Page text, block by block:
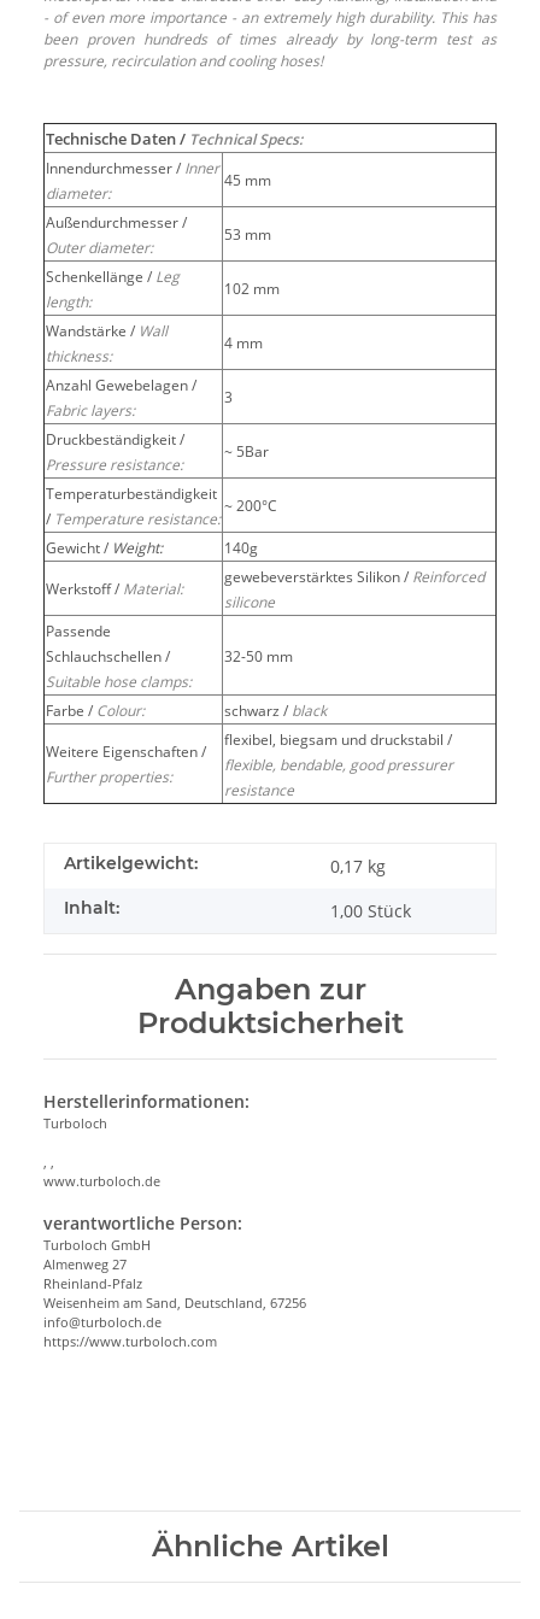
- of even more importance - an extremely high durability. This has
been proven hundreds of times already by long-term test as
pressure, recirculation and cooling hoses!
Technische Daten / Technical Specs:
Innendurchmesser / Inner
diameter:
45 mm
Außendurchmesser /
Outer diameter:
53 mm
Schenkellänge / Leg
length:
102 mm
Wandstärke / Wall
thickness:
4 mm
Anzahl Gewebelagen /
Fabric layers:
3
Druckbeständigkeit /
Pressure resistance:
~ 5Bar
Temperaturbeständigkeit
/ Temperature resistance:
~ 200°C
Gewicht / Weight:
140g
Werkstoff / Material:
gewebeverstärktes Silikon / Reinforced
silicone
Passende
Schlauchschellen /
Suitable hose clamps:
32-50 mm
Farbe / Colour: schwarz / black
Weitere Eigenschaften /
Further properties:
flexibel, biegsam und druckstabil /
flexible, bendable, good pressurer
resistance
Artikelgewicht: 0,17 kg
Inhalt: 1,00 Stück
Angaben zur
Produktsicherheit
Herstellerinformationen:
Turboloch
www.turboloch.de
verantwortliche Person:
Turboloch GmbH
Almenweg 27
Rheinland-Pfalz
Weisenheim am Sand, Deutschland, 67256
info@turboloch.de
https://www.turboloch.com
Ähnliche Artikel